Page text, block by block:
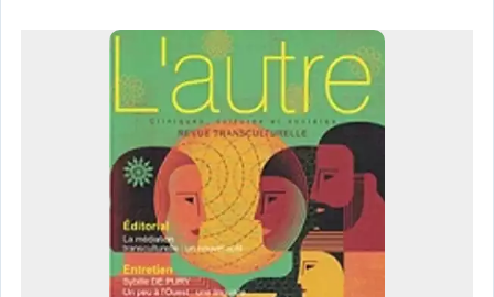
Ressources